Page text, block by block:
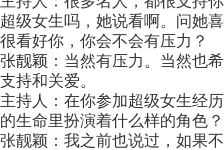
超级女生吗，她说看啊。问她
很看好你，你会不会有压力？
张靓颖：当然有压力。当然也
支持和关爱。
主持人：在你参加超级女生经
的生命里扮演着什么样的角色
张靓颖：我之前也说过，如果